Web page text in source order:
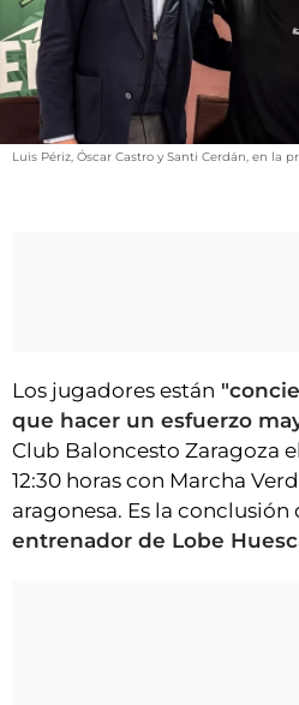
CONTACTAR
FIESTAS EN EL ALTO ARAGÓN
FIESTAS DE SAN LORENZO
AGENDA
CLUB DEL
INICIAR
Luis Périz, Óscar Castro y Santi Cerdán, en la
Los jugadores están
que hacer un esfuerzo
Club Baloncesto Zaragoza
12:30 horas con Marcha
aragonesa. Es la conclusión
entrenador de Lobe